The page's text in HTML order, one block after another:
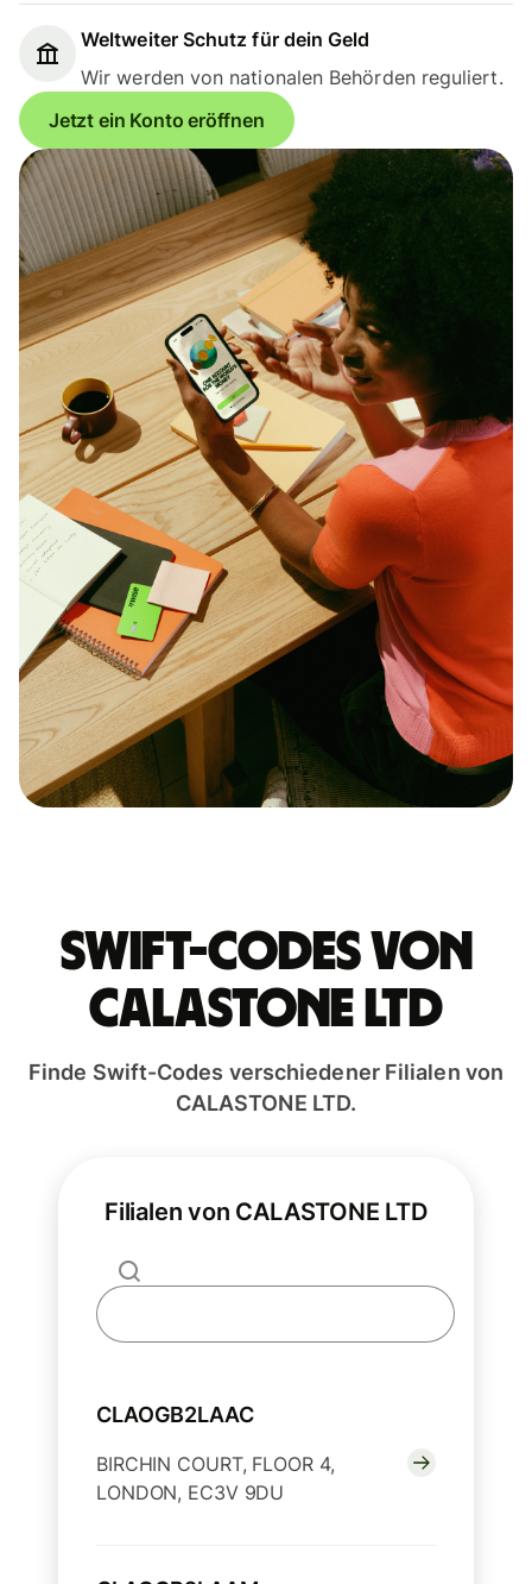
Weltweiter Schutz für dein Geld
Wir werden von nationalen Behörden reguliert.
Jetzt ein Konto eröffnen
Swift-Codes von
CALASTONE LTD
Finde Swift-Codes verschiedener Filialen von
CALASTONE LTD.
Filialen von CALASTONE LTD
CLAOGB2LAAC
BIRCHIN COURT, FLOOR 4,
LONDON, EC3V 9DU